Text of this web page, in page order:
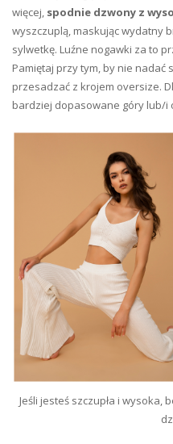
więcej, spodnie dzwony z
wyszczuplą, maskując wydatny
sylwetkę. Luźne nogawki za to
Pamiętaj przy tym, by nie nadać
przesadzać z krojem oversize.
bardziej dopasowane góry lub/i
Jeśli jesteś szczupła i wysoka,